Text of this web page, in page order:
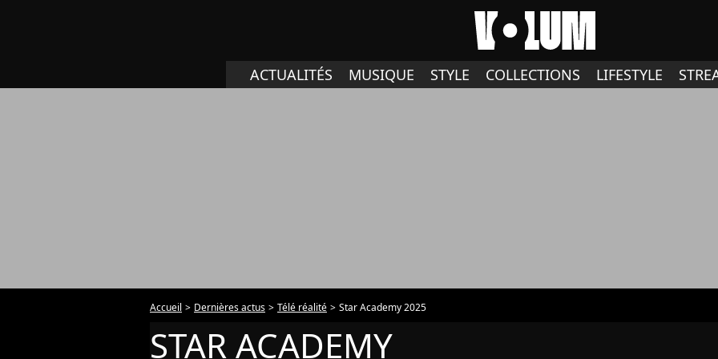
ACTUALITÉS MUSIQUE STYLE COLLECTIONS LIFESTYLE
Accueil Dernières actus Télé réalité Star Academy 2025
STAR ACADEMY